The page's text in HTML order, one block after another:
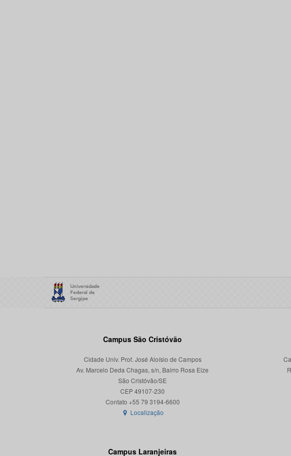
Campus São Cristóvão
Cidade Univ. Prof. José Aloísio de Campos
Av. Marcelo Deda Chagas, s/n, Bairro Rosa Elze
São Cristóvão/SE
CEP 49107-230
Localização
Campus Laranjeiras